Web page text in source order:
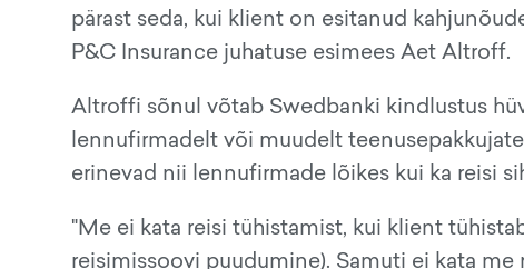
pärast seda, kui klient on esitanud
P&C Insurance juhatuse esimees Aet Altroff.
Altroffi sõnul võtab Swedbanki kindlustus
lennufirmadelt või muudelt
erinevad nii lennufirmade lõikes kui ka reisi
"Me ei kata reisi tühistamist, kui klient
reisimissoovi puudumine). Samuti ei kata